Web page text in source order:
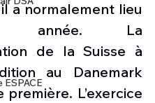
a normalement lieu
année. La
de la Suisse à
au Danemark
première. L’exercice